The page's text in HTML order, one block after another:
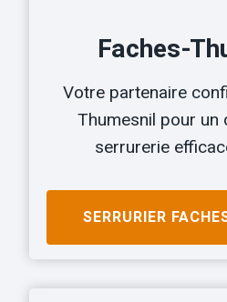
Faches-
Votre partenaire
Thumesnil pour un
serrurerie
SERRURIER